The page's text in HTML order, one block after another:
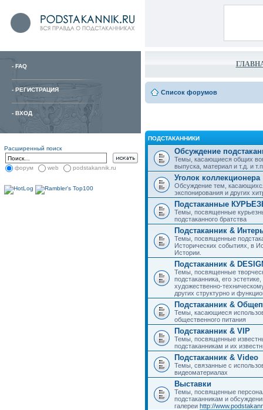
- FAQ
- РЕГИСТРАЦИЯ
- ВХОД
Расширенный поиск
форум web podstakannik.ru
Список форумов
ПОДСТАКАННИКИ
Обсуждение
Темы, касающиеся общих
выпуска, материал и т.д. и
Уголок коллекционера
Обсуждение тем,
экспонирования и других
Подстаканные
Темы, посвященные
подстаканного братства
Подстаканник &
Темы, посвященные
Исторических событиях, в
Истории.
Подстаканник &
Темы, посвященные
подстаканника, его
художественно-
других структурно и
Подстаканник &
Темы, касающиеся
общественного питания
Подстаканник & VIP
Темы, посвященные
подстаканникам и их
Подстаканник & Video
Темы, связанные с
видеоматериалах
Выставки
Темы, посвященные
подстаканникам и
галереи http://